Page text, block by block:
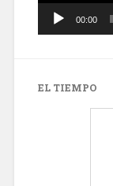
00:00
EL TIEMPO